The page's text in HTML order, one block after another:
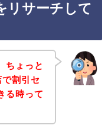
リサーチして
ちょっと
割引セ
る時って